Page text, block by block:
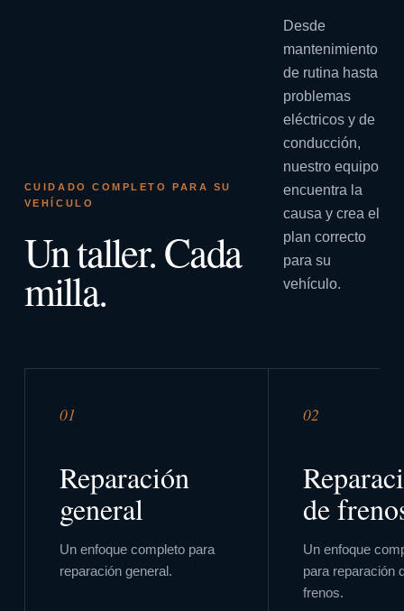
CUIDADO COMPLETO PARA SU
VEHÍCULO
Un taller. Cada
milla.
Desde
mantenimiento
de rutina hasta
problemas
eléctricos y de
conducción,
nuestro equipo
encuentra la
causa y crea el
plan correcto
para su
vehículo.
01
Reparación
general
Un enfoque completo para
reparación general .
02
de
Un enfoque
para reparación
frenos.